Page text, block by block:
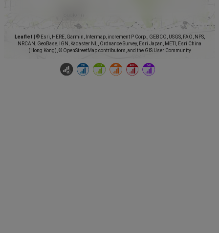
Leaflet
© Esri, HERE, Garmin, Intermap, increment P Corp., GEBCO, USGS, FAO, NPS,
NRCAN, GeoBase, IGN, Kadaster NL, Ordnance Survey, Esri Japan, METI, Esri China
(Hong Kong), © OpenStreetMap contributors, and the GIS User Community